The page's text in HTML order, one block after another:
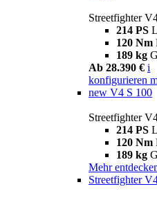
Streetfighter
214 PS
120 Nm
189 kg
Ab 28.390 € i
konfigurieren
new V4 S 100
Streetfighter
214 PS
120 Nm
189 kg
Mehr
Streetfighter